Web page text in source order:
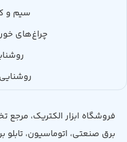
سیم و
چراغ‌های
فروشگاه ابزار الکتریک،
برق صنعتی، اتوماسیون، تابلو